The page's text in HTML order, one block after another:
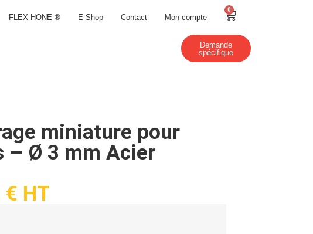
FLEX-HONE ® E-Shop Contact Mon compte
0
Demande
spécifique
miniature pour
– Ø 3 mm Acier
€ HT